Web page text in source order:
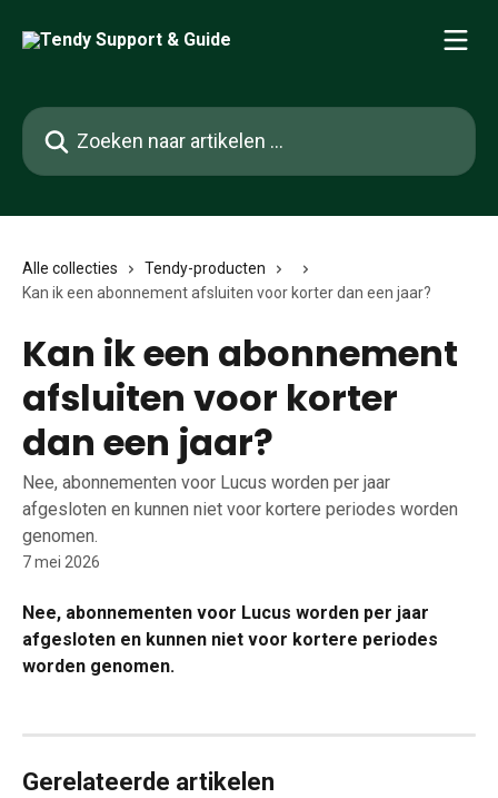
Zoeken naar artikelen ...
Alle collecties
Tendy-producten
Kan ik een abonnement afsluiten voor korter dan een jaar?
Kan ik een abonnement
afsluiten voor korter
dan een jaar?
Nee, abonnementen voor Lucus worden per jaar
afgesloten en kunnen niet voor kortere periodes worden
genomen.
7 mei 2026
Nee, abonnementen voor Lucus worden per jaar
afgesloten en kunnen niet voor kortere periodes
worden genomen.
Gerelateerde artikelen